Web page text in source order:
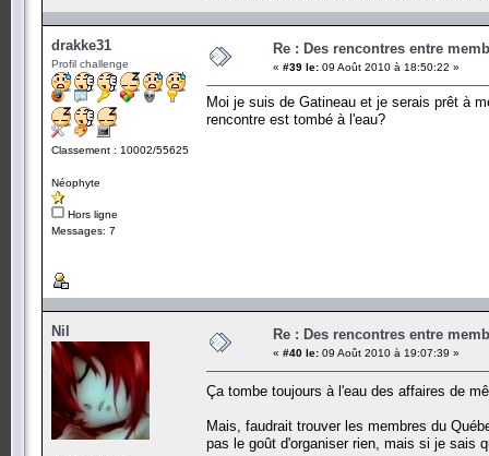
drakke31
Profil challenge
Classement : 10002/55625
Néophyte
Hors ligne
Messages: 7
Re : Des rencontres entre
« #39 le: 09 Août 2010 à 18:50:22 »
Moi je suis de Gatineau et je serais prêt à
rencontre est tombé à l'eau?
Nil Re : Des rencontres entre
« #40 le: 09 Août 2010 à 19:07:39 »
Ça tombe toujours à l'eau des affaires de
Mais, faudrait trouver les membres du
pas le goût d'organiser rien, mais si je sais